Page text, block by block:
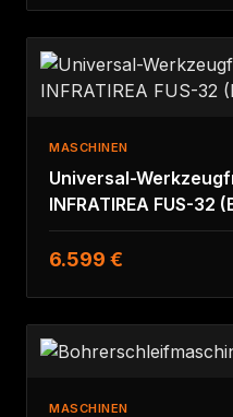
MASCHINEN
Universal-
INFRATIREA FUS-32
6.599 €
MASCHINEN